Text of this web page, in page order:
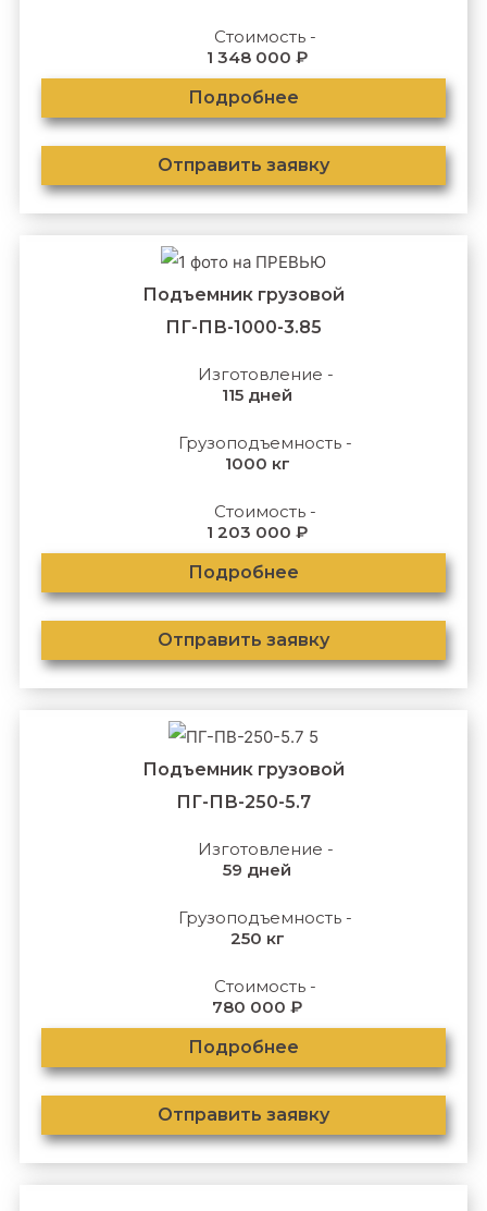
Стоимость -
1 348 000 ₽
Подробнее
Отправить заявку
Подъемник грузовой
ПГ-ПВ-1000-3.85
Изготовление -
115 дней
Грузоподъемность -
1000 кг
Стоимость -
1 203 000 ₽
Подробнее
Отправить заявку
Подъемник грузовой
ПГ-ПВ-250-5.7
Изготовление -
59 дней
Грузоподъемность -
250 кг
Стоимость -
780 000 ₽
Подробнее
Отправить заявку